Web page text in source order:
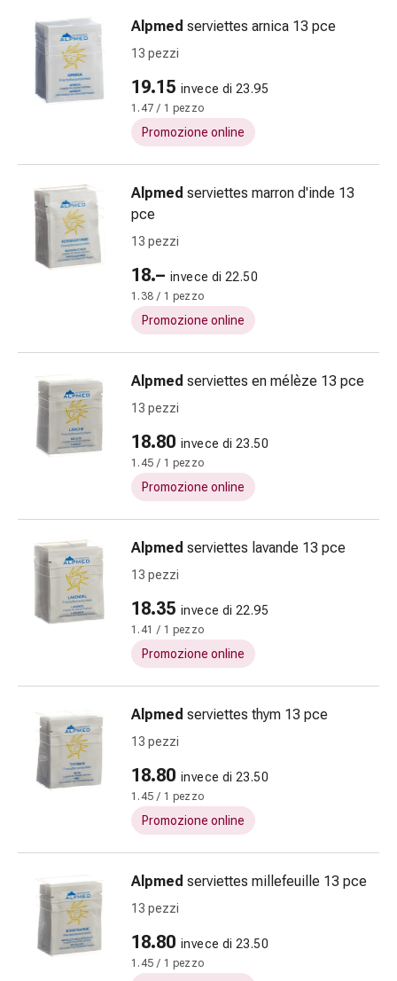
pelle
Stomaco
stomaco
Emorroidi
Nausea
vomito
Digestione,
flatulenza
gonfiore
Costipazione
Condizioni
della
Eczema
e
prurito
verruche
Micosi
unghie
e
piedi
Cicatrici
secca
Sudorazione
eccessiva
Impurità
pelle
Vesciche
febbre
Eruzioni
Alpmed serviettes arnica 13 pce
13 pezzi
19.15 invece di 23.95
1.47 / 1 pezzo
Promozione online
Alpmed serviettes marron d'inde 13
pce
13 pezzi
18.– invece di 22.50
1.38 / 1 pezzo
Promozione online
Alpmed serviettes en mélèze 13 pce
13 pezzi
18.80 invece di 23.50
1.45 / 1 pezzo
Promozione online
Alpmed serviettes lavande 13 pce
13 pezzi
18.35 invece di 22.95
1.41 / 1 pezzo
Promozione online
Alpmed serviettes thym 13 pce
13 pezzi
18.80 invece di 23.50
1.45 / 1 pezzo
Promozione online
Alpmed serviettes millefeuille 13 pce
13 pezzi
18.80 invece di 23.50
1.45 / 1 pezzo